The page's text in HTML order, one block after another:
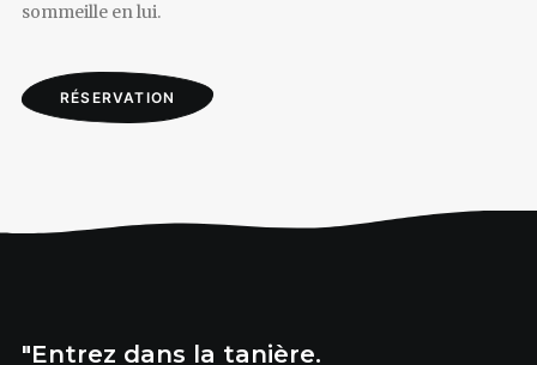
sommeille en lui.
RÉSERVATION
"Entrez dans la tanière.